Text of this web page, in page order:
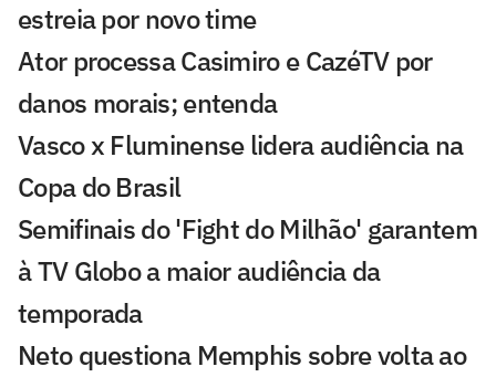
estreia por novo time
Ator processa Casimiro e CazéTV por
danos morais; entenda
Vasco x Fluminense lidera audiência na
Copa do Brasil
Semifinais do 'Fight do Milhão' garantem
à TV Globo a maior audiência da
temporada
Neto questiona Memphis sobre volta ao